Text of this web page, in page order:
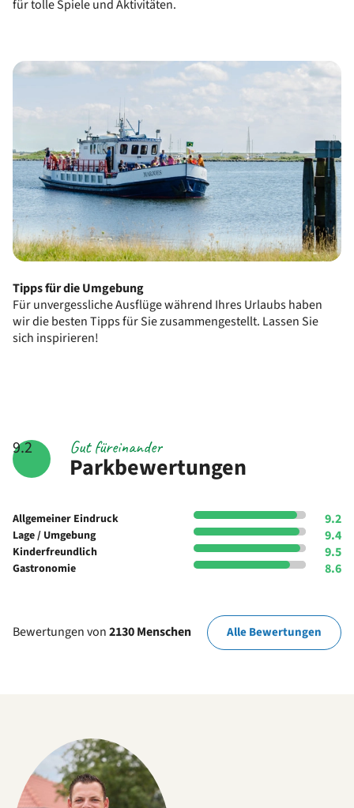
für tolle Spiele und Aktivitäten.
Tipps für die Umgebung
Für unvergessliche Ausflüge während Ihres Urlaubs haben
wir die besten Tipps für Sie zusammengestellt. Lassen Sie
sich inspirieren!
9.2
Parkbewertungen
Gut füreinander
Allgemeiner Eindruck 9.2
Lage / Umgebung 9.4
Kinderfreundlich 9.5
Gastronomie 8.6
Bewertungen von2130 Menschen Alle Bewertungen